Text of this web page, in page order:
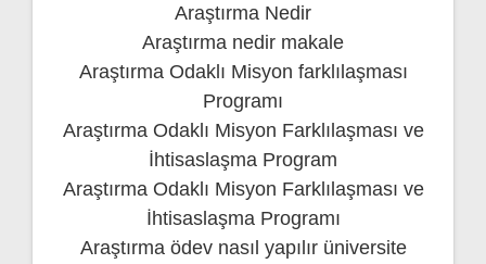
Araştırma Nedir
Araştırma nedir makale
Araştırma Odaklı Misyon farklılaşması
Programı
Araştırma Odaklı Misyon Farklılaşması ve
İhtisaslaşma Program
Araştırma Odaklı Misyon Farklılaşması ve
İhtisaslaşma Programı
Araştırma ödev nasıl yapılır üniversite